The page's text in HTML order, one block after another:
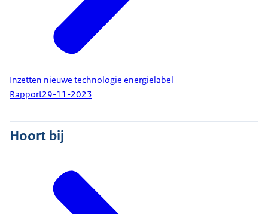
Inzetten nieuwe technologie energielabel
Rapport29-11-2023
Hoort bij